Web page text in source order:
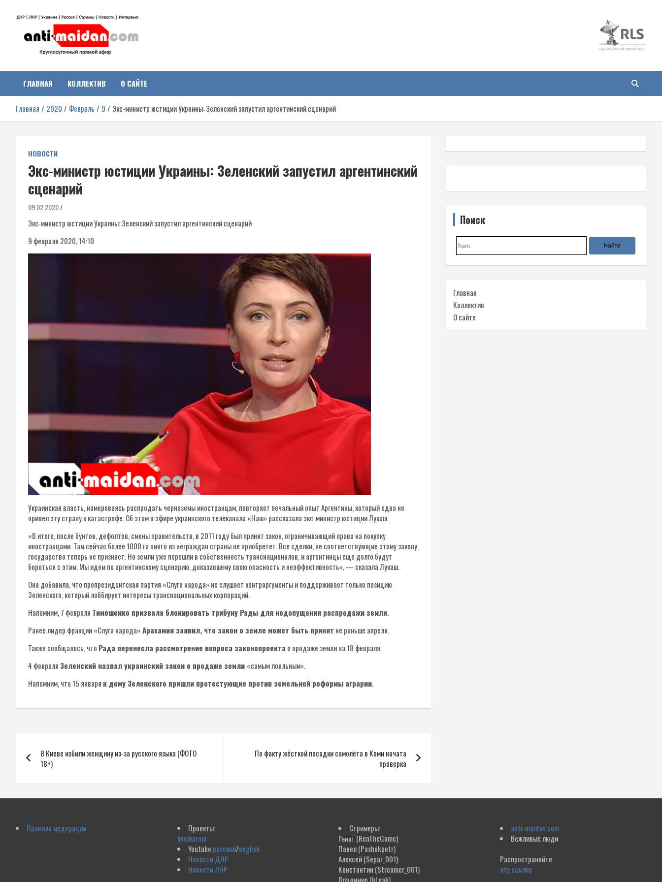
Антимайдан:
Гражданская война на
Украине
о гражданской войне на Украине, включая события в Новороссии,
ДНР, ЛНР и других регионах.
ГЛАВНАЯ КОЛЛЕКТИВ О САЙТЕ
Главная 2020 Февраль 9 Экс-министр юстиции Украины: Зеленский запустил аргентинский сценарий
НОВОСТИ
Экс-министр юстиции Украины: Зеленский запустил аргентинский
сценарий
09.02.2020
Экс-министр юстиции Украины: Зеленский запустил аргентинский сценарий
9 февраля 2020, 14:10
Украинская власть, намереваясь распродать черноземы иностранцам, повторяет печальный опыт Аргентины, который едва не
привел эту страну к катастрофе. Об этом в эфире украинского телеканала «Наш» рассказала экс-министр юстиции Лукаш.
«В итоге, после бунтов, дефолтов, смены правительств, в 2011 году был принят закон, ограничивающий право на покупку
иностранцами. Там сейчас более 1000 га никто из неграждан страны не приобретет. Все сделки, не соответствующие этому закону,
государство теперь не признает. Но земли уже перешли в собственность транснационалов, и аргентинцы еще долго будут
бороться с этим. Мы идем по аргентинскому сценарию, доказавшему свою опасность и неэффективность», — сказала Лукаш.
Она добавила, что пропрезидентская партия «Слуга народа» не слушает контраргументы и поддерживает только позицию
Зеленского, который лоббирует интересы транснациональных корпораций.
Напомним, 7 февраля Тимошенко призвала блокировать трибуну Рады для недопущения распродажи земли.
Ранее лидер фракции «Слуга народа»Арахамия заявил, что закон о земле может быть принят не раньше апреля.
Также сообщалось, что Рада перенесла рассмотрение вопроса законопроекта о продаже земли на 18 февраля.
4 февраля Зеленский назвал украинский закон о продаже земли «самым лояльным».
Напомним, что 15 января к дому Зеленского пришли протестующие против земельной реформы аграрии.
по
записям
В Киеве избили женщину из-за русского языка (ФОТО
18+)
По факту жёсткой посадки самолёта в Коми начата
проверка
Поиск
Главная
Коллектив
О сайте
Правила модерации
Проекты:
livejournal
Youtube русский/english
Новости ДНР
Новости ЛНР
Стримеры:
Ренат (RenTheGame)
Павел(Pashokpetr)
Алексей(Separ_001)
Константин (Streamer_001)
Владимир (bLeak)
anti-maidan.com
Вежливые люди
Распространяйте
эту ссылку